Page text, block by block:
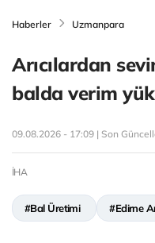
Haberler Uzmanpara
Arıcılardan
balda verim
09.08.2026 - 17:09 | Son
İHA
#Bal Üretimi #Edirne